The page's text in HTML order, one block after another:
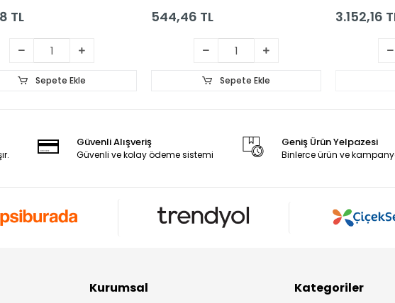
TL
Sepete Ekle
544,46 TL
Sepete Ekle
3.152,16
Güvenli Alışveriş
Güvenli ve kolay ödeme sistemi
Geniş Ürün Yelpazesi
Binlerce ürün ve
Kurumsal Kategoriler